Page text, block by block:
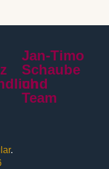
.
Jan-Timo
Schaube
und
Team